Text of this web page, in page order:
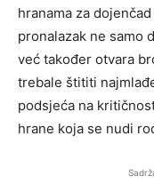
hranama za
pronalazak ne samo
već također otvara
trebale štititi
podsjeća na
hrane koja se nudi